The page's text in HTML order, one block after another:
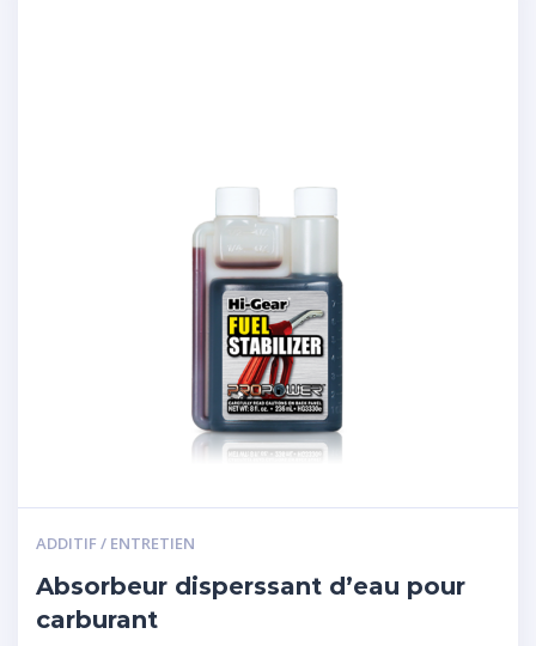
ADDITIF / ENTRETIEN
Absorbeur disperssant d’eau pour
carburant